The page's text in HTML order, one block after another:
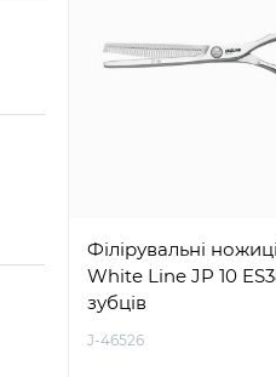
Філірувальні
White Line JP 10
зубців
J-46526